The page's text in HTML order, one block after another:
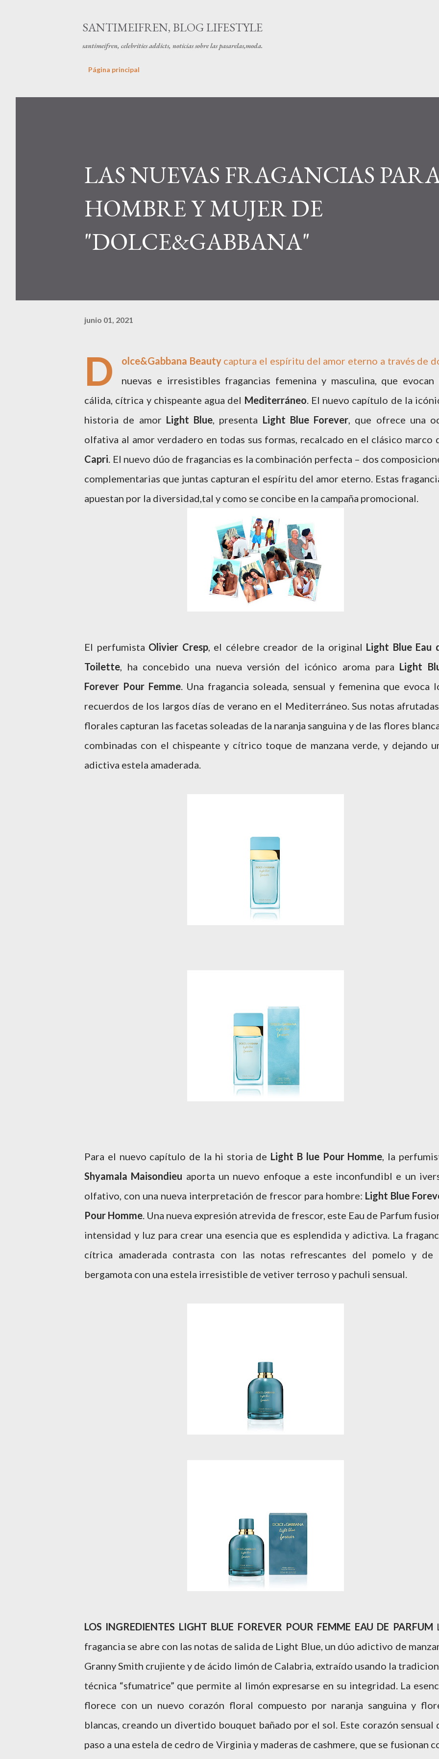
SANTIMEIFREN, BLOG LIFESTYLE
santimeifren, celebrities addicts, noticias sobre las pasarelas,moda.
Página principal
LAS NUEVAS FRAGANCIAS
HOMBRE Y MUJER DE
"DOLCE&GABBANA"
junio 01, 2021
D olce&Gabbana Beautycaptura el espíritu del amor eterno a través de
nuevas e irresistibles fragancias femenina y masculina, que evocan
cálida, cítrica y chispeante agua del Mediterráneo. El nuevo capítulo de la
historia de amor Light Blue, presenta Light Blue Forever, que ofrece una
olfativa al amor verdadero en todas sus formas, recalcado en el clásico marco
Capri. El nuevo dúo de fragancias es la combinación perfecta – dos
complementarias que juntas capturan el espíritu del amor eterno. Estas
apuestan por la diversidad,tal y como se concibe en la campaña promocional.
El perfumista Olivier Cresp, el célebre creador de la original Light Blue Eau
Toilette, ha concebido una nueva versión del icónico aroma para Light
Forever Pour Femme. Una fragancia soleada, sensual y femenina que evoca
recuerdos de los largos días de verano en el Mediterráneo. Sus notas
florales capturan las facetas soleadas de la naranja sanguina y de las flores
combinadas con el chispeante y cítrico toque de manzana verde, y dejando
adictiva estela amaderada.
Para el nuevo capítulo de la hi storia de Light B lue Pour Homme, la
Shyamala Maisondieu aporta un nuevo enfoque a este inconfundibl e un
olfativo, con una nueva interpretación de frescor para hombre: Light Blue
Pour Homme. Una nueva expresión atrevida de frescor, este Eau de Parfum
intensidad y luz para crear una esencia que es esplendida y adictiva. La
cítrica amaderada contrasta con las notas refrescantes del pomelo y de
bergamota con una estela irresistible de vetiver terroso y pachuli sensual.
LOS INGREDIENTES LIGHT BLUE FOREVER POUR FEMME EAU DE PARFUM
fragancia se abre con las notas de salida de Light Blue, un dúo adictivo de
Granny Smith crujiente y de ácido limón de Calabria, extraído usando la
técnica “sfumatrice” que permite al limón expresarse en su integridad. La
florece con un nuevo corazón floral compuesto por naranja sanguina y
blancas, creando un divertido bouquet bañado por el sol. Este corazón sensual
paso a una estela de cedro de Virginia y maderas de cashmere, que se fusionan